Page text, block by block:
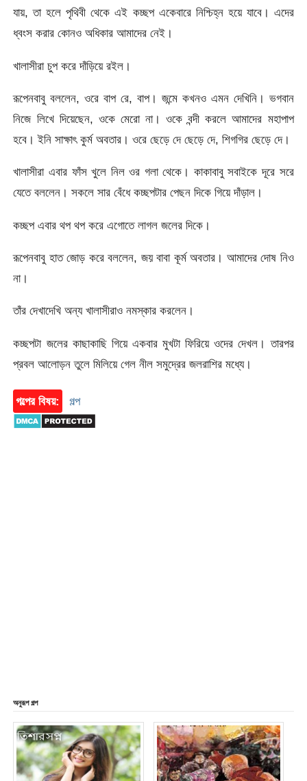
যায়, তা হলে পৃথিবী থেকে এই কচ্ছপ একেবারে নিশ্চিহ্ন হয়ে যাবে। এদের
ধ্বংস করার কোনও অধিকার আমাদের নেই।
খালাসীরা চুপ করে দাঁড়িয়ে রইল।
রূপেনবাবু বললেন, ওরে বাপ রে, বাপ। জন্মে কখনও এমন দেখিনি। ভগবান
নিজে লিখে দিয়েছেন, ওকে মেরো না। ওকে বন্দী করলে আমাদের মহাপাপ
হবে। ইনি সাক্ষাৎ কুর্ম অবতার। ওরে ছেড়ে দে ছেড়ে দে, শিগগির ছেড়ে দে।
খালাসীরা এবার ফাঁস খুলে নিল ওর গলা থেকে। কাকাবাবু সবাইকে দূরে সরে
যেতে বললেন। সকলে সার বেঁধে কচ্ছপটার পেছন দিকে গিয়ে দাঁড়াল।
কচ্ছপ এবার থপ থপ করে এগোতে লাগল জলের দিকে।
রূপেনবাবু হাত জোড় করে বললেন, জয় বাবা কূর্ম অবতার। আমাদের দোষ নিও
না।
তাঁর দেখাদেখি অন্য খালাসীরাও নমস্কার করলেন।
কচ্ছপটা জলের কাছাকাছি গিয়ে একবার মুখটা ফিরিয়ে ওদের দেখল। তারপর
প্রবল আলোড়ন তুলে মিলিয়ে গেল নীল সমুদ্রের জলরাশির মধ্যে।
গল্পের বিষয়: গল্প
অনুরূপ গল্প